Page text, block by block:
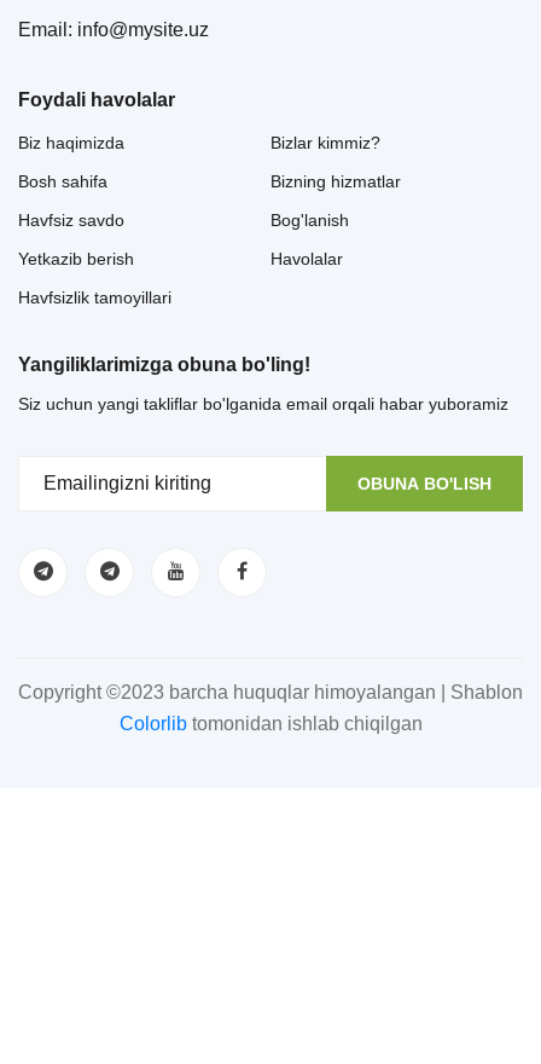
Email: info@mysite.uz
Foydali havolalar
Biz haqimizda
Bosh sahifa
Havfsiz savdo
Yetkazib berish
Havfsizlik tamoyillari
Bizlar kimmiz?
Bizning hizmatlar
Bog'lanish
Havolalar
Yangiliklarimizga obuna bo'ling!
Siz uchun yangi takliflar bo'lganida email orqali habar yuboramiz
OBUNA BO'LISH
Copyright ©2023 barcha huquqlar himoyalangan | Shablon
Colorlibtomonidan ishlab chiqilgan